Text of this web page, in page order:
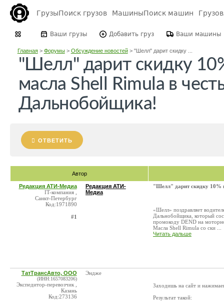
ГрузыПоиск грузов МашиныПоиск машин
Ваши грузы Добавить груз Ваши машины
Главная> Форумы> Обсуждение новостей> "Шелл" дарит скидку ...
"Шелл" дарит скидку
масла Shell Rimula в
Дальнобойщика!
ОТВЕТИТЬ
Автор
Редакция АТИ-Медиа
IT-компания ,
Санкт-Петербург
Код:1971890
#1
Редакция АТИ-
Медиа
"Шелл" дарит скидку 10%
«Шелл» поздравляет
Дальнобойщика, который
промокоду​ DEND​ на
Масла Shell Rimula со ски ...
Читать дальше
ТатТрансАвто, ООО
(ИНН:1657083206)
Экспедитор-перевозчик ,
Казань
Код:273136
Эндже
Заходишь на сайт и
Результат такой: